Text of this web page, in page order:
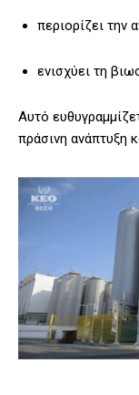
περιορίζει την
ενισχύει τη
Αυτό
πράσινη ανάπτυξη